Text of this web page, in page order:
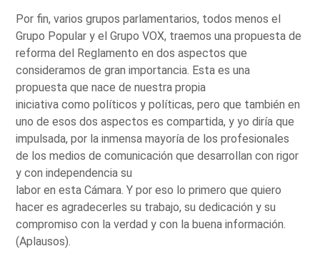
Por fin, varios grupos parlamentarios, todos menos el
Grupo Popular y el Grupo VOX, traemos una propuesta de
reforma del Reglamento en dos aspectos que
consideramos de gran importancia. Esta es una
propuesta que nace de nuestra propia
iniciativa como políticos y políticas, pero que también en
uno de esos dos aspectos es compartida, y yo diría que
impulsada, por la inmensa mayoría de los profesionales
de los medios de comunicación que desarrollan con rigor
y con independencia su
labor en esta Cámara. Y por eso lo primero que quiero
hacer es agradecerles su trabajo, su dedicación y su
compromiso con la verdad y con la buena información.
(Aplausos).